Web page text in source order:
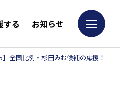
する お知らせ
】全国比例・杉田みお候補の応援！